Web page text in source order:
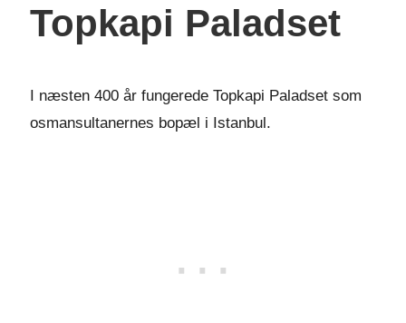
Topkapi Paladset
I næsten 400 år fungerede Topkapi Paladset som
osmansultanernes bopæl i Istanbul.